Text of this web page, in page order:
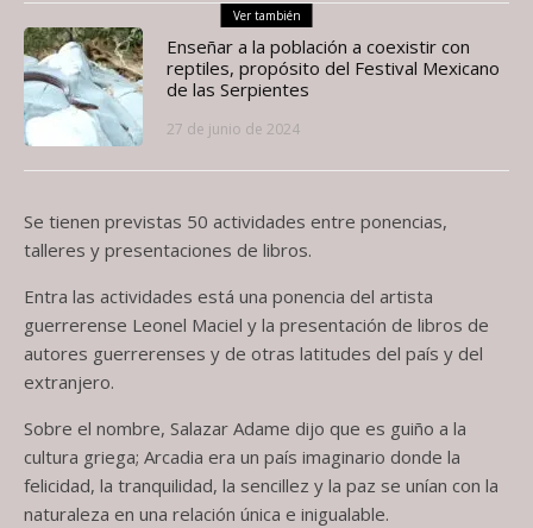
Ver también
Enseñar a la población a coexistir con
reptiles, propósito del Festival Mexicano
de las Serpientes
27 de junio de 2024
Se tienen previstas 50 actividades entre ponencias,
talleres y presentaciones de libros.
Entra las actividades está una ponencia del artista
guerrerense Leonel Maciel y la presentación de libros de
autores guerrerenses y de otras latitudes del país y del
extranjero.
Sobre el nombre, Salazar Adame dijo que es guiño a la
cultura griega; Arcadia era un país imaginario donde la
felicidad, la tranquilidad, la sencillez y la paz se unían con la
naturaleza en una relación única e inigualable.